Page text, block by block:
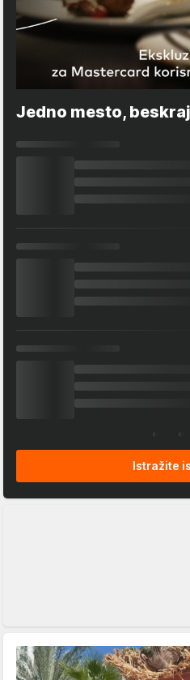
Jedno mesto,
Istražite